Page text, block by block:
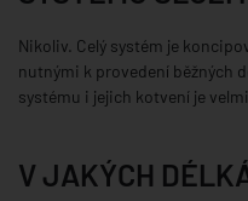
Nikoliv. Celý systém je
nutnými k provedení běžných
systému i jejich kotvení je
V JAKÝCH